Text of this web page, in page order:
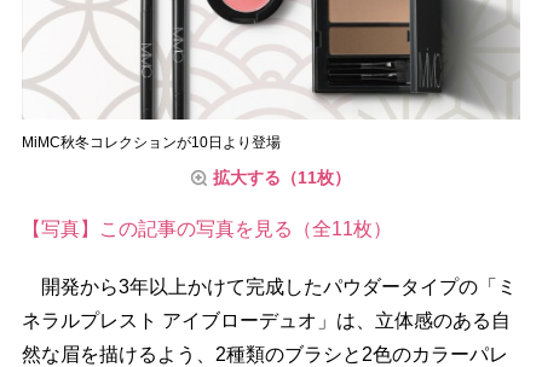
MiMC秋冬コレクションが10日より登場
拡大する（11枚）
【写真】この記事の写真を見る（全11枚）
開発から3年以上かけて完成したパウダータイプの「ミ
ネラルプレスト アイブローデュオ」は、立体感のある自
然な眉を描けるよう、2種類のブラシと2色のカラーパレ